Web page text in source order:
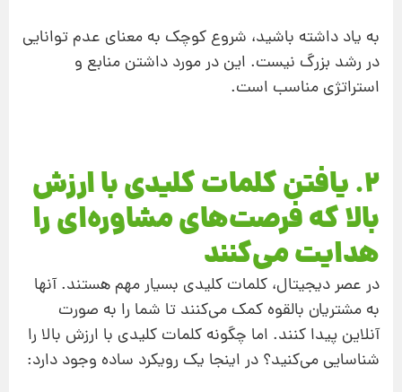
به یاد داشته باشید، شروع کوچک به معنای عدم توانایی
در رشد بزرگ نیست. این در مورد داشتن منابع و
استراتژی مناسب است.
2. یافتن کلمات کلیدی با ارزش
بالا که فرصت‌های مشاوره‌ای را
هدایت می‌کنند
در عصر دیجیتال، کلمات کلیدی بسیار مهم هستند. آنها
به مشتریان بالقوه کمک می‌کنند تا شما را به صورت
آنلاین پیدا کنند. اما چگونه کلمات کلیدی با ارزش بالا را
شناسایی می‌کنید؟ در اینجا یک رویکرد ساده وجود دارد: